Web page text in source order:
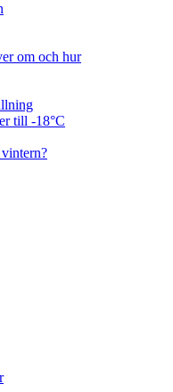
om och hur
till -18°C